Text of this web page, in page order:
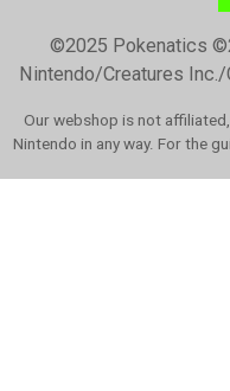
©2025 Pokenatics
Nintendo/Creatures Inc./
Our webshop is not
Nintendo in any way. For the